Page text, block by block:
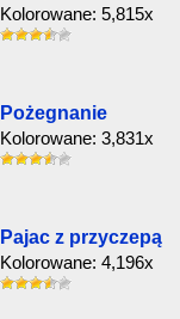
Kolorowane: 5,815x
Pożegnanie
Kolorowane: 3,831x
Pajac z przyczepą
Kolorowane: 4,196x